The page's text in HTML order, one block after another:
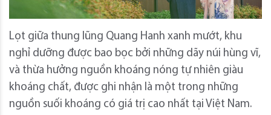
Lọt giữa thung lũng Quang Hanh xanh mướt, khu
nghỉ dưỡng được bao bọc bởi những dãy núi hùng vĩ,
và thừa hưởng nguồn khoáng nóng tự nhiên giàu
khoáng chất, được ghi nhận là một trong những
nguồn suối khoáng có giá trị cao nhất tại Việt Nam.